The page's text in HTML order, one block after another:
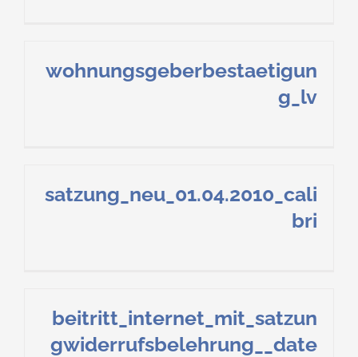
wohnungsgeberbestaetigun
g_lv
satzung_neu_01.04.2010_cali
bri
beitritt_internet_mit_satzun
gwiderrufsbelehrung__date